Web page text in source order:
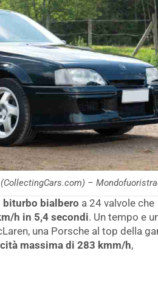
–
bialbero a 24 valvole che
h in 5,4 secondi. Un tempo e
una Porsche al top della
massima di 283 kmm/h,